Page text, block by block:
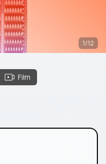
Film
1/12